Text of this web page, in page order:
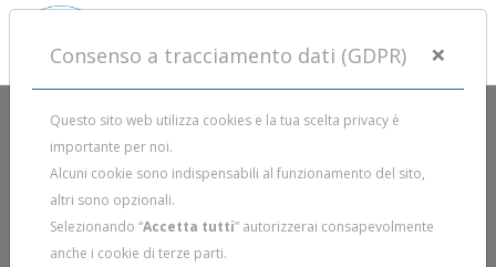
Consenso a tracciamento dati (GDPR) ×
Questo sito web utilizza cookies e la tua scelta privacy è
importante per noi.
Alcuni cookie sono indispensabili al funzionamento del sito,
altri sono opzionali.
Selezionando “Accetta tutti” autorizzerai consapevolmente
anche i cookie di terze parti.